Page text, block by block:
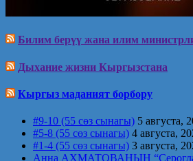
Билим берүү жана илим
Дыхание жизни Кыргызстана
Кыргыз маданият борбору
#9-10 (55 сөз сынагы) 5 августа,
#5-8 (55 сөз сынагы) 4 августа,
#1-4 (55 сөз сынагы) 3 августа,
Анна АХМАТОВАНЫН